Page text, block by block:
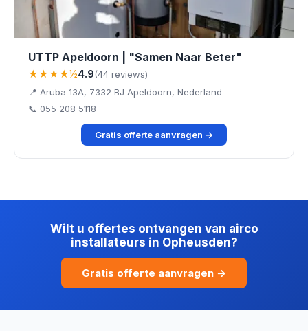
UTTP Apeldoorn | "Samen Naar Beter"
★★★★½4.9(44 reviews)
📍 Aruba 13A, 7332 BJ Apeldoorn, Nederland
📞 055 208 5118
Gratis offerte aanvragen →
Wilt u offertes ontvangen van airco
installateurs in Opheusden?
Gratis offerte aanvragen →